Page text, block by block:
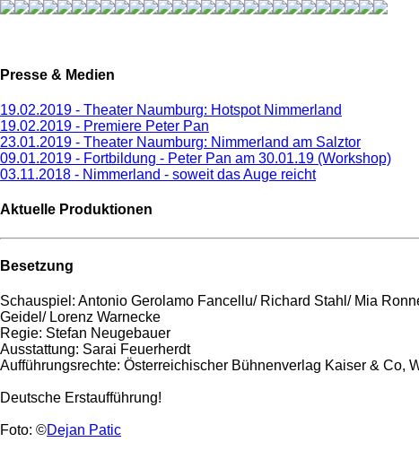
Presse & Medien
19.02.2019 - Theater Naumburg: Hotspot Nimmerland
19.02.2019 - Premiere Peter Pan
23.01.2019 - Theater Naumburg: Nimmerland am Salztor
09.01.2019 - Fortbildung - Peter Pan am 30.01.19 (Workshop)
03.11.2018 - Nimmerland - soweit das Auge reicht
Aktuelle Produktionen
Besetzung
Schauspiel: Antonio Gerolamo Fancellu/ Richard Stahl/ Mia
Geidel/ Lorenz Warnecke
Regie: Stefan Neugebauer
Ausstattung: Sarai Feuerherdt
Aufführungsrechte: Österreichischer Bühnenverlag Kaiser & Co,
Deutsche Erstaufführung!
Foto: ©Dejan Patic